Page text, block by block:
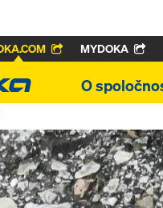
MYDOKA
O